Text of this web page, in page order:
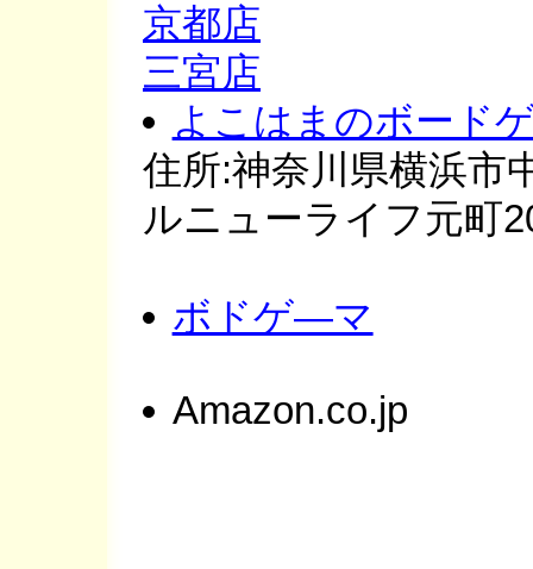
京都店
三宮店
よこはまのボード
住所:神奈川県横浜市
ルニューライフ元町
ボドゲ―マ
Amazon.co.jp